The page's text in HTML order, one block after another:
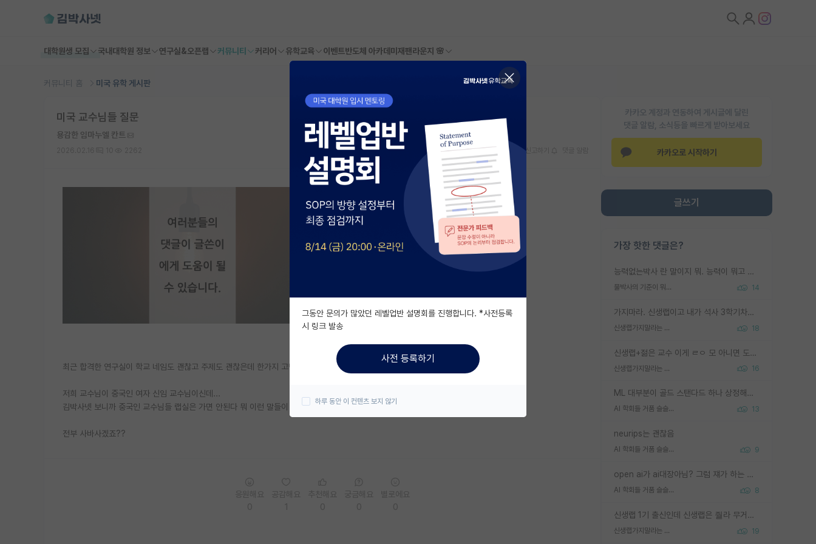
대학원생 모집 국내대학원 정보 연구실&오픈랩 커뮤니티 커리어 유학교육 이벤트반도체 아카데미 재팬라운지 🌸
커뮤니티 홈 미국 유학 게시판
카카오 계정과 연동하여 게시글에 달린
댓글 알람, 소식등을 빠르게 받아보세요
카카오로 시작하기
글쓰기
가장 핫한 댓글은?
능력없는박사 란 말이지 뭐. 능력이 뭐고 능력이 있다는게 뭔지는 사람마다 기준이 다르니까 얘기해봐야 서로 자기 기준만 얘기해서 논쟁이 끝이 안나고. 주위에서 능력있고 야심있는 신입생이 교수가 유의미한 피드백을 아예 안주면서 제대로된 과제에 참여해볼 기회도 제공하지 않고 잡일 뺑뺑이만 돌려서 맨날 단순작업만 하면서 밤새다가 눈빛이 점점 죽어가는걸 본 사람은 물박사는 교수탓이라고 하고, 교수는 이것저것 알려도 주고 기회도 주고 사수 동기 붙여주면서 어떻게든 끌고가려고 하는데 본인이 매일 뺀질거리면서 출근 하는둥마는둥 하다가 기껏 와서도 폰이나 쳐다보다가 실험 망치고 저녁약속있어서 먼저 가볼게요~ 하는걸 본 사람은 물박사는 본인탓이라고 함.
물박사의 기준이 뭐임? 14
가지마라. 신생랩이고 내가 석사 3학기차인데 최고참인데 나도 아무것도 모르는데 교수가 후배들 왜 논문 교육 안시키냐. 논문 왜 안 써오냐 닦달한다
신생랩가지말라는 이유가 있었구나 18
신생랩+젊은 교수 이게 ㄹㅇ 모 아니면 도인듯.
신생랩가지말라는 이유가 있었구나 16
ML 대부분이 골드 스탠다드 하나 상정해놓고 (벤치마크 데이터셋이 여러 개면 여러 개 상정) 그거 얼마나 잘 맞추나 싸움임 가끔 번뜩이는 설계 철학을 보여주는 논문들도 있지만 대부분 그거 성적 얼마나 더 올리느라에 혈안이 되어 있는 측면이 잇음
AI 학회들 거품 슬슬 지적이 나오네요 13
neurips는 괜찮음
AI 학회들 거품 슬슬 지적이 나오네요 9
open ai가 ai대장아님? 그럼 쟤가 하는 말이 다 맞겠네
AI 학회들 거품 슬슬 지적이 나오네요 8
신생랩 1기 출신인데 신생랩은 줠라 무거운 바벨 같은거임. 들면 대박인데 못들면 깔려 죽음. 아무도 알려주지 않는 환경에서 자생해야하지만, 일단 살아남았다면 그 어떤 사람보다 악착같고 생존력 높은 사람으로 거듭날 수 있음
신생랩가지말라는 이유가 있었구나 19
미국 교수님들 질문
용감한 임마누엘 칸트
스크랩 신고하기
최근 합격한 연구실이 학교 네임도 괜찮고 주제도 괜찮은데 한가지 고민이 있습니다...
저희 교수님이 중국인 여자 신임 교수님이신데...
김박사넷 보니까 중국인 교수님들 랩실은 가면 안된다 뭐 이런 말들이 많던데...
전부 사바사겠죠??
그동안 문의가 많았던 레벨업반 설명회를 진행합니다. *사전등록
시 링크 발송
사전 등록하기
하루 동안 이 컨텐츠 보지 않기